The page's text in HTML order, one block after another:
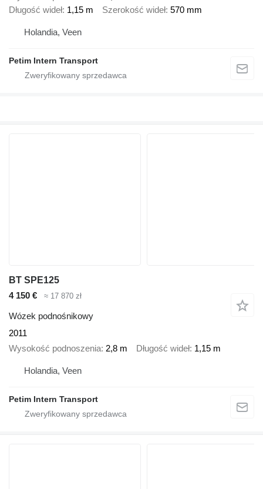
Długość wideł 1,15 m Szerokość wideł 570 mm
Holandia, Veen
Petim Intern Transport
BT SPE125
4 150 €
≈ 17 870 zł
Wózek podnośnikowy
2011
Wysokość podnoszenia 2,8 m Długość wideł 1,15 m
Holandia, Veen
Petim Intern Transport